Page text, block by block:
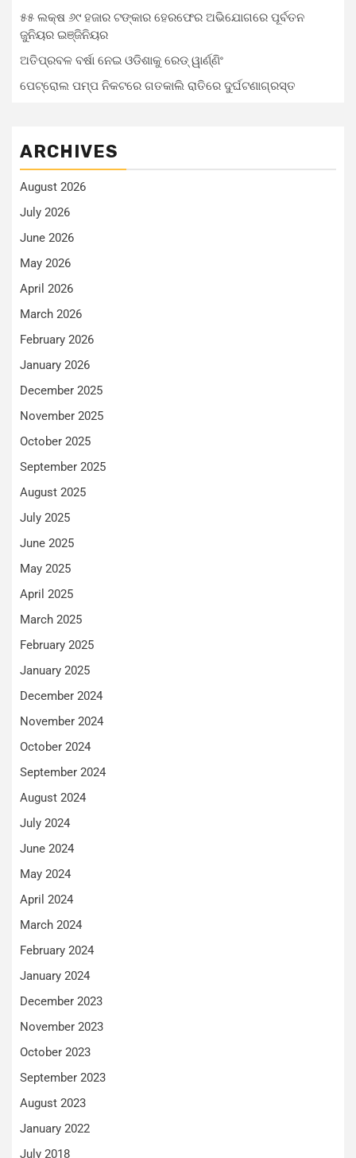
୫୫ ଲକ୍ଷ ୬୯ ହଜାର ଟଙ୍କାର ହେରଫେର ଅଭିଯୋଗରେ ପୂର୍ବତନ
ଜୁନିୟର ଇଞ୍ଜିନିୟର
ଅତିପ୍ରବଳ ବର୍ଷା ନେଇ ଓଡିଶାକୁ ରେଡ୍ ୱାର୍ଣ୍ଣିଂ
ପେଟ୍ରୋଲ ପମ୍ପ ନିକଟରେ ଗତକାଲି ରାତିରେ ଦୁର୍ଘଟଣାଗ୍ରସ୍ତ
ARCHIVES
August 2026
July 2026
June 2026
May 2026
April 2026
March 2026
February 2026
January 2026
December 2025
November 2025
October 2025
September 2025
August 2025
July 2025
June 2025
May 2025
April 2025
March 2025
February 2025
January 2025
December 2024
November 2024
October 2024
September 2024
August 2024
July 2024
June 2024
May 2024
April 2024
March 2024
February 2024
January 2024
December 2023
November 2023
October 2023
September 2023
August 2023
January 2022
July 2018